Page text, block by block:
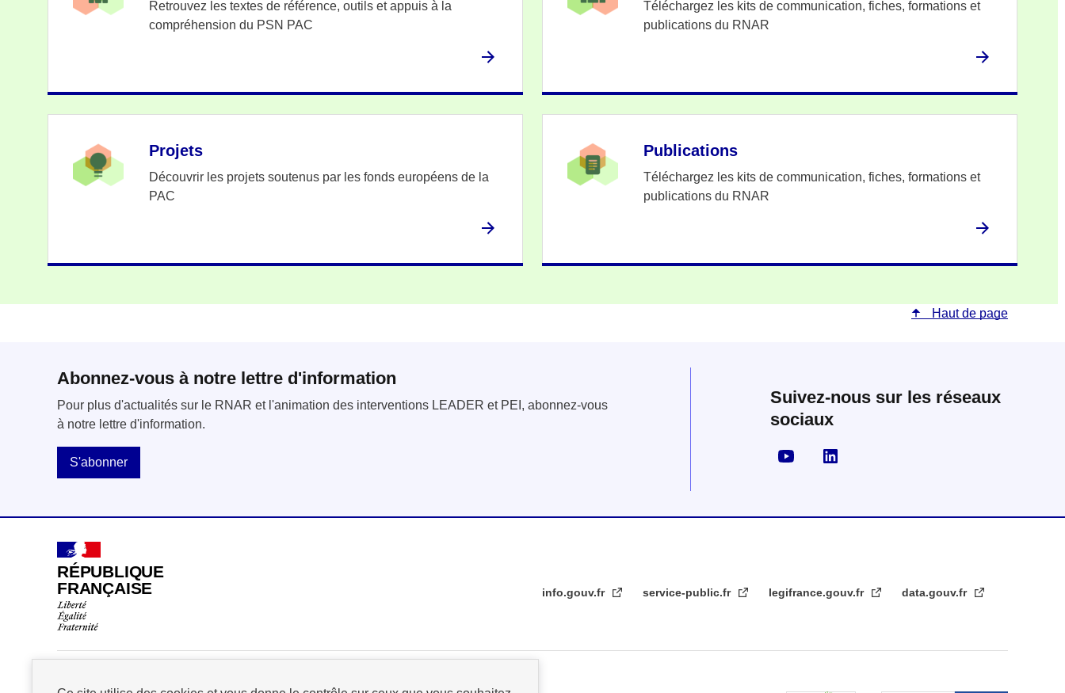
Retrouvez les textes de référence, outils et appuis à la
compréhension du PSN PAC
Téléchargez les kits de communication, fiches, formations et
publications du RNAR
Projets
Découvrir les projets soutenus par les fonds européens de la
PAC
Publications
Téléchargez les kits de communication, fiches, formations et
publications du RNAR
Haut de page
Abonnez-vous à notre lettre d'information
Pour plus d'actualités sur le RNAR et l'animation des interventions LEADER et PEI, abonnez-vous
à notre lettre d'information.
S'abonner
Suivez-nous sur les réseaux
sociaux
Visiter la page YouTube
RÉPUBLIQUE
FRANÇAISE
info.gouv.fr service-public.fr legifrance.gouv.fr data.gouv.fr